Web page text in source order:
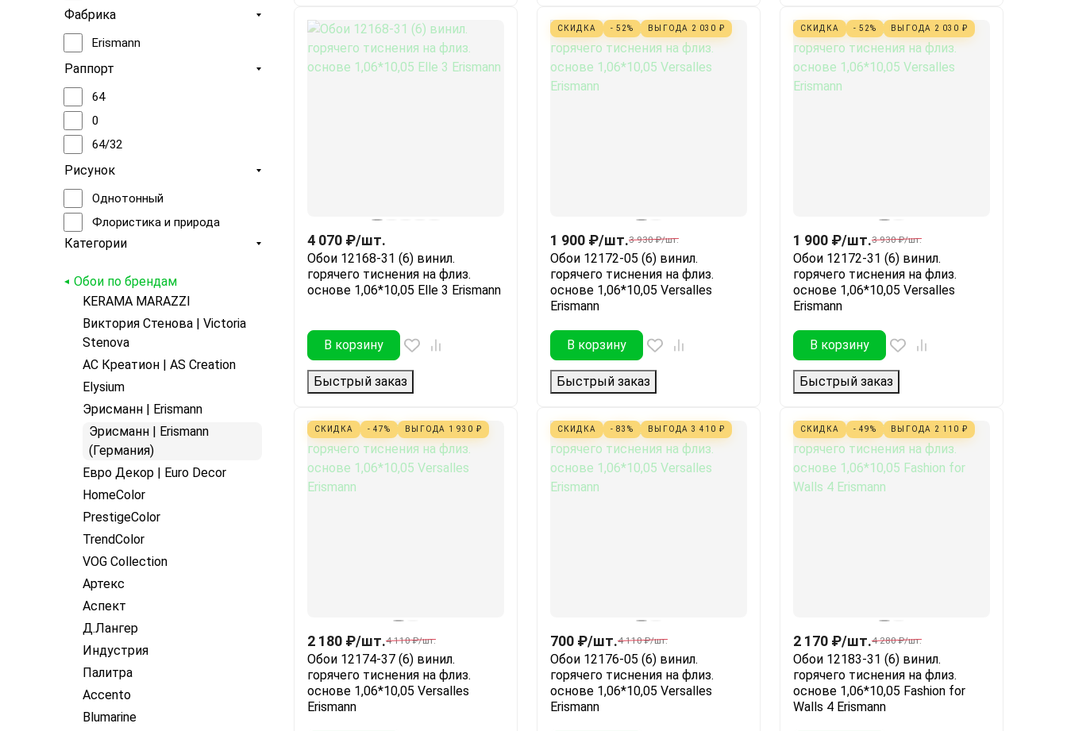
Зеленый чай
Аврора | Aurora
Мода для стен 5 | Fashion for
Фабрика
Erismann
Раппорт
64
0
64/32
Рисунок
Однотонный
Флористика и природа
Категории
Обои по брендам
KERAMA MARAZZI
Виктория Стенова | Victoria
Stenova
АС Креатион | AS Creation
Elysium
Эрисманн | Erismann
Эрисманн | Erismann
(Германия)
Евро Декор | Euro Decor
HomeColor
PrestigeColor
TrendColor
VOG Collection
Артекс
Аспект
Д.Лангер
Индустрия
Палитра
Accento
Blumarine
4 070 ₽/шт.
Обои 12168-31 (6) винил.
горячего тиснения на флиз.
основе 1,06*10,05 Elle 3 Erismann
В корзину
Быстрый заказ
СКИДКА - 52% ВЫГОДА 2 030 ₽
1 900 ₽/шт.3 930 ₽/шт.
Обои 12172-05 (6) винил.
горячего тиснения на флиз.
основе 1,06*10,05 Versalles
Erismann
В корзину
Быстрый заказ
СКИДКА - 52% ВЫГОДА 2 030 ₽
1 900 ₽/шт.3 930 ₽/шт.
Обои 12172-31 (6) винил.
горячего тиснения на флиз.
основе 1,06*10,05 Versalles
Erismann
В корзину
Быстрый заказ
СКИДКА - 47% ВЫГОДА 1 930 ₽
2 180 ₽/шт.4 110 ₽/шт.
Обои 12174-37 (6) винил.
горячего тиснения на флиз.
основе 1,06*10,05 Versalles
Erismann
СКИДКА - 83% ВЫГОДА 3 410 ₽
700 ₽/шт.4 110 ₽/шт.
Обои 12176-05 (6) винил.
горячего тиснения на флиз.
основе 1,06*10,05 Versalles
Erismann
СКИДКА - 49% ВЫГОДА 2 110 ₽
2 170 ₽/шт.4 280 ₽/шт.
Обои 12183-31 (6) винил.
горячего тиснения на флиз.
основе 1,06*10,05 Fashion for
Walls 4 Erismann